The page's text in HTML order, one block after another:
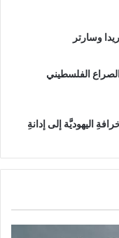
وسارتر
الفلسطيني
اليهوديَّة إلى إدانةِ